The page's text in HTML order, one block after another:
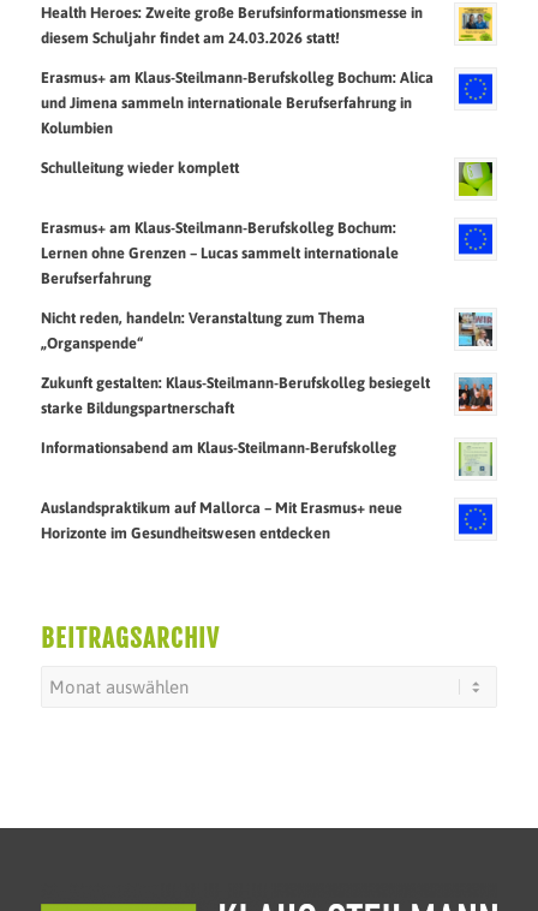
Health Heroes: Zweite große Berufsinformationsmesse in
diesem Schuljahr findet am 24.03.2026 statt!
Erasmus+ am Klaus-Steilmann-Berufskolleg Bochum: Alica
und Jimena sammeln internationale Berufserfahrung in
Kolumbien
Schulleitung wieder komplett
Erasmus+ am Klaus-Steilmann-Berufskolleg Bochum:
Lernen ohne Grenzen – Lucas sammelt internationale
Berufserfahrung
Nicht reden, handeln: Veranstaltung zum Thema
„Organspende“
Zukunft gestalten: Klaus-Steilmann-Berufskolleg besiegelt
starke Bildungspartnerschaft
Informationsabend am Klaus-Steilmann-Berufskolleg
Auslandspraktikum auf Mallorca – Mit Erasmus+ neue
Horizonte im Gesundheitswesen entdecken
BEITRAGSARCHIV